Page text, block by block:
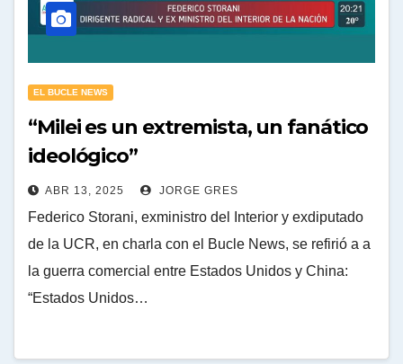
EL BUCLE NEWS
“Milei es un extremista, un fanático
ideológico”
ABR 13, 2025 JORGE GRES
Federico Storani, exministro del Interior y exdiputado
de la UCR, en charla con el Bucle News, se refirió a a
la guerra comercial entre Estados Unidos y China:
“Estados Unidos…